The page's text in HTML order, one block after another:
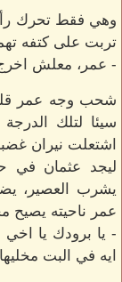
وهي فقط تحرك
تربت على كتفه
- عمر، معلش
شحب وجه عمر
سيئا لتلك
اشتعلت نيران
ليجد عثمان في
يشرب العصير،
عمر ناحيته يصيح
- يا برودك يا
ايه في البت